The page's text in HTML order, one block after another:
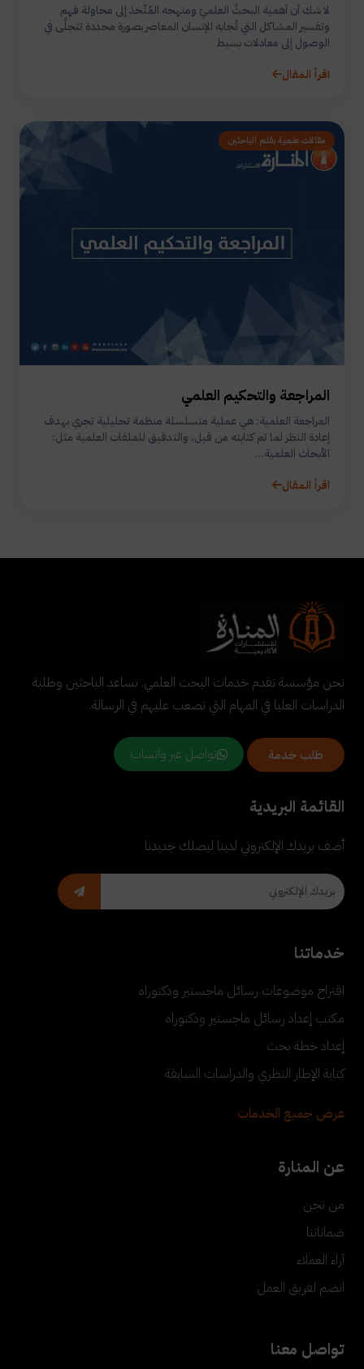
لا شك أن أهمية البحثُ العلميّ ومنهجه المُتّخذ إلى محاولة فهم
وتفسير المشاكل التي تُجابه الإنسان المعاصر بصورة محددة تتجلَّى في
الوصول إلى معادلات بسيط
اقرأ المقال
مقالات علمية بقلم الباحثين
المراجعة والتحكيم العلمي
المراجعة العلمية: هي عملية متسلسلة منظمة تحليلية تجري بهدف
إعادة النظر لما تم كتابته من قبل، والتدقيق للملفات العلمية مثل:
الأبحاث العلمية...
اقرأ المقال
نحن مؤسسة تقدم خدمات البحث العلمي. نساعد الباحثين وطلبة
الدراسات العليا في المهام التي تصعب عليهم في الرسالة.
طلب خدمة تواصل عبر واتساب
القائمة البريدية
أضف بريدك الإلكتروني لدينا ليصلك جديدنا
خدماتنا
اقتراح موضوعات رسائل ماجستير ودكتوراه
مكتب إعداد رسائل ماجستير ودكتوراه
إعداد خطة بحث
كتابة الإطار النظري والدراسات السابقة
عرض جميع الخدمات
عن المنارة
من نحن
ضماناتنا
آراء العملاء
انضم لفريق العمل
تواصل معنا